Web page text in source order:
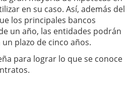
en su caso. Así, además del
los principales bancos
un año, las entidades podrán
un plazo de cinco años.
para lograr lo que se conoce